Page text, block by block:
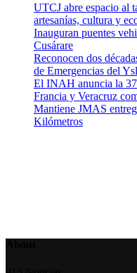
UTCJ abre espacio al
artesanías, cultura y
Inauguran puentes
Cusárare
Reconocen dos
de Emergencias del
El INAH anuncia la
Francia y Veracruz
Mantiene JMAS
Kilómetros